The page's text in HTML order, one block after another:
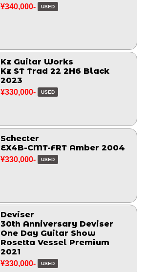
¥340,000- USED
Kz Guitar Works
Kz ST Trad 22 2H6 Black
2023
¥330,000- USED
Schecter
EX4B-CMT-FRT Amber 2004
¥330,000- USED
Deviser
30th Anniversary Deviser
One Day Guitar Show
Rosetta Vessel Premium
2021
¥330,000- USED